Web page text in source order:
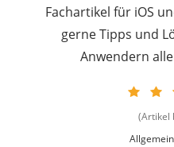
Fachartikel für iOS
gerne Tipps und
Anwendern
(Artikel